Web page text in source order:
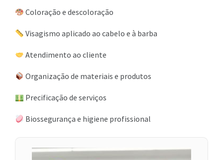
Coloração e descoloração
Visagismo aplicado ao cabelo e à barba
Atendimento ao cliente
Organização de materiais e produtos
Precificação de serviços
Biossegurança e higiene profissional